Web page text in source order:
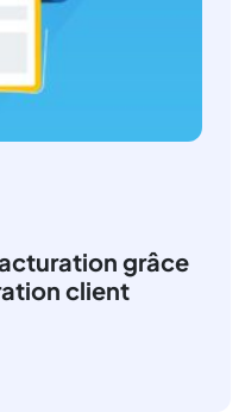
grâce
client